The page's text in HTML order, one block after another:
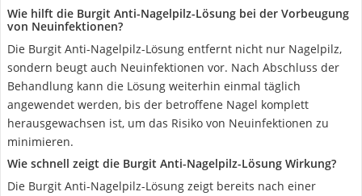
Wie hilft die Burgit Anti-Nagelpilz-Lösung bei der Vorbeugung
von Neuinfektionen?
Die Burgit Anti-Nagelpilz-Lösung entfernt nicht nur Nagelpilz,
sondern beugt auch Neuinfektionen vor. Nach Abschluss der
Behandlung kann die Lösung weiterhin einmal täglich
angewendet werden, bis der betroffene Nagel komplett
herausgewachsen ist, um das Risiko von Neuinfektionen zu
minimieren.
Wie schnell zeigt die Burgit Anti-Nagelpilz-Lösung Wirkung?
Die Burgit Anti-Nagelpilz-Lösung zeigt bereits nach einer